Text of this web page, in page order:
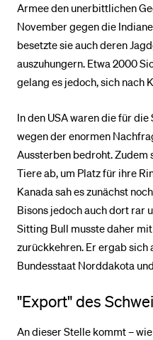
Armee den unerbittlichen
November gegen die
besetzte sie auch deren
auszuhungern. Etwa 2000
gelang es jedoch, sich nach
In den USA waren die für
wegen der enormen
Aussterben bedroht. Zudem
Tiere ab, um Platz für ihre
Kanada sah es zunächst
Bisons jedoch auch dort rar
Sitting Bull musste daher
zurückkehren. Er ergab sich
Bundesstaat Norddakota
"Export" des
An dieser Stelle kommt –